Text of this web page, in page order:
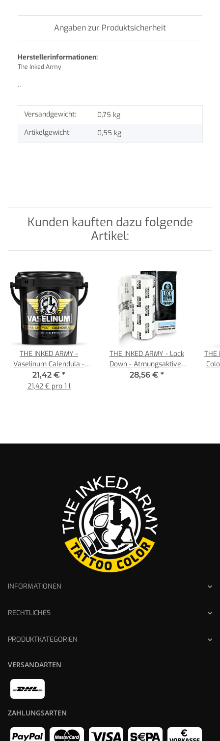
Angaben zur Produktsicherheit
Herstellerinformationen:
The Inked Army
, ,
Produkteigenschaft
Wert
Versandgewicht:
0,75 kg
Artikelgewicht:
0,55 kg
Kunden kauften dazu folgende
Artikel:
THE INKED ARMY -
Vaselinum Calendula -
mit Ringelblumen Extrakt
- Inhalt 1000 ml
21,42 € *
21,42 € pro 1 l
THE INKED ARMY - Lock
Down - Atmungsaktiver
Tattoo Film - Einzelrolle
28,56 € *
THE
INFORMATIONEN
RECHTLICHES
PRODUKTKATEGORIEN
VERSANDARTEN
ZAHLUNGSARTEN